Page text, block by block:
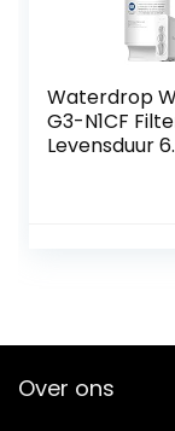
Waterdrop
G3-N1CF
Levensduur 6
Over ons